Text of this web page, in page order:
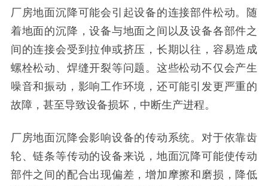
厂房地面沉降可能会引起设备的连接部件松动。随
着地面的沉降，设备与地面之间以及设备各部件之
间的连接会受到拉伸或挤压，长期以往，容易造成
螺栓松动、焊缝开裂等问题。这些松动不仅会产生
噪音和振动，影响工作环境，还可能引发更严重的
故障，甚至导致设备损坏，中断生产进程。
厂房地面沉降会影响设备的传动系统。对于依靠齿
轮 、链条等传动的设备来说，地面沉降可能使传动
部件之间的配合出现偏差，增加摩擦和磨损，降低